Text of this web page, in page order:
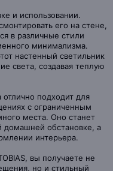
и использовании.
его на стене,
в различные стили
минимализма.
настенный светильник
света, создавая теплую
подходит для
с ограниченным
места. Оно станет
обстановке, а
интерьера.
вы получаете не
но и стильный